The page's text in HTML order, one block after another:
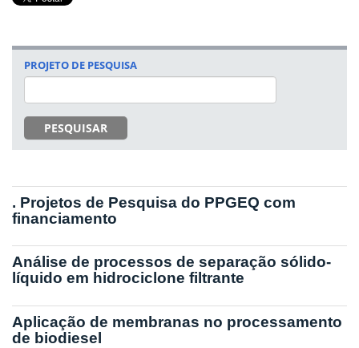
PROJETO DE PESQUISA
PESQUISAR
. Projetos de Pesquisa do PPGEQ com
financiamento
Análise de processos de separação sólido-
líquido em hidrociclone filtrante
Aplicação de membranas no processamento
de biodiesel